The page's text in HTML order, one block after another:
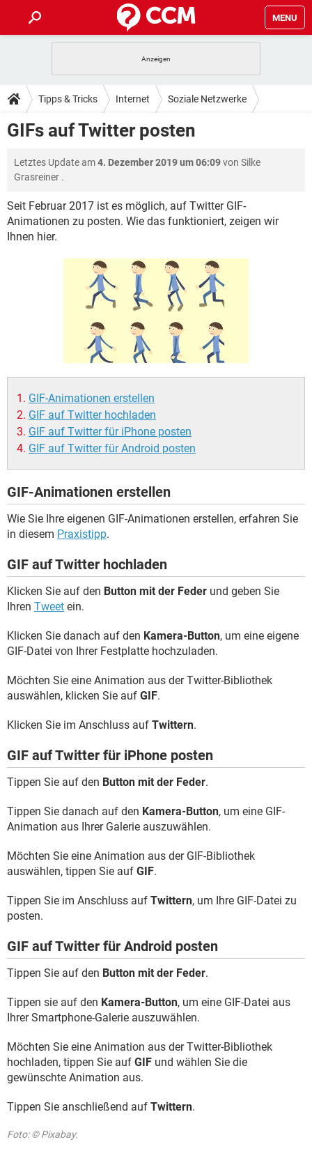
MENU
ANDROID IOS
WINDOWS 10 INSTAGRAM
FACEBOOK
TIPPS & TRICKS
SPIELE
ANDROID IOS
WINDOWS 10 INSTAGRAM
FACEBOOK HARDWARE
DOWNLOADS
ANDROID
WHATSAPP TIKTOK
FORUM
ANDROID IOS
WINDOWS 10
TIKTOK
HARDWARE
SPIELE STREAMING
INSTAGRAM
TIKTOK
Tipps & Tricks Internet Soziale Netzwerke
Twitter
GIFs auf Twitter posten
Letztes Update am4. Dezember 2019 um 06:09von Silke
Grasreiner .
Seit Februar 2017 ist es möglich, auf Twitter GIF-
Animationen zu posten. Wie das funktioniert, zeigen wir
Ihnen hier.
GIF-Animationen erstellen
GIF auf Twitter hochladen
GIF auf Twitter für iPhone posten
GIF auf Twitter für Android posten
GIF-Animationen erstellen
Wie Sie Ihre eigenen GIF-Animationen erstellen, erfahren Sie
in diesem Praxistipp.
GIF auf Twitter hochladen
Klicken Sie auf den Button mit der Feder und geben Sie
Ihren Tweet ein.
Klicken Sie danach auf den Kamera-Button, um eine eigene
GIF-Datei von Ihrer Festplatte hochzuladen.
Möchten Sie eine Animation aus der Twitter-Bibliothek
auswählen, klicken Sie auf GIF.
Klicken Sie im Anschluss auf Twittern.
GIF auf Twitter für iPhone posten
Tippen Sie auf den Button mit der Feder.
Tippen Sie danach auf den Kamera-Button, um eine GIF-
Animation aus Ihrer Galerie auszuwählen.
Möchten Sie eine Animation aus der GIF-Bibliothek
auswählen, tippen Sie auf GIF.
Tippen Sie im Anschluss auf Twittern, um Ihre GIF-Datei zu
posten.
GIF auf Twitter für Android posten
Tippen Sie auf den Button mit der Feder.
Tippen sie auf den Kamera-Button, um eine GIF-Datei aus
Ihrer Smartphone-Galerie auszuwählen.
Möchten Sie eine Animation aus der Twitter-Bibliothek
hochladen, tippen Sie auf GIF und wählen Sie die
gewünschte Animation aus.
Tippen Sie anschließend auf Twittern.
Foto: © Pixabay.